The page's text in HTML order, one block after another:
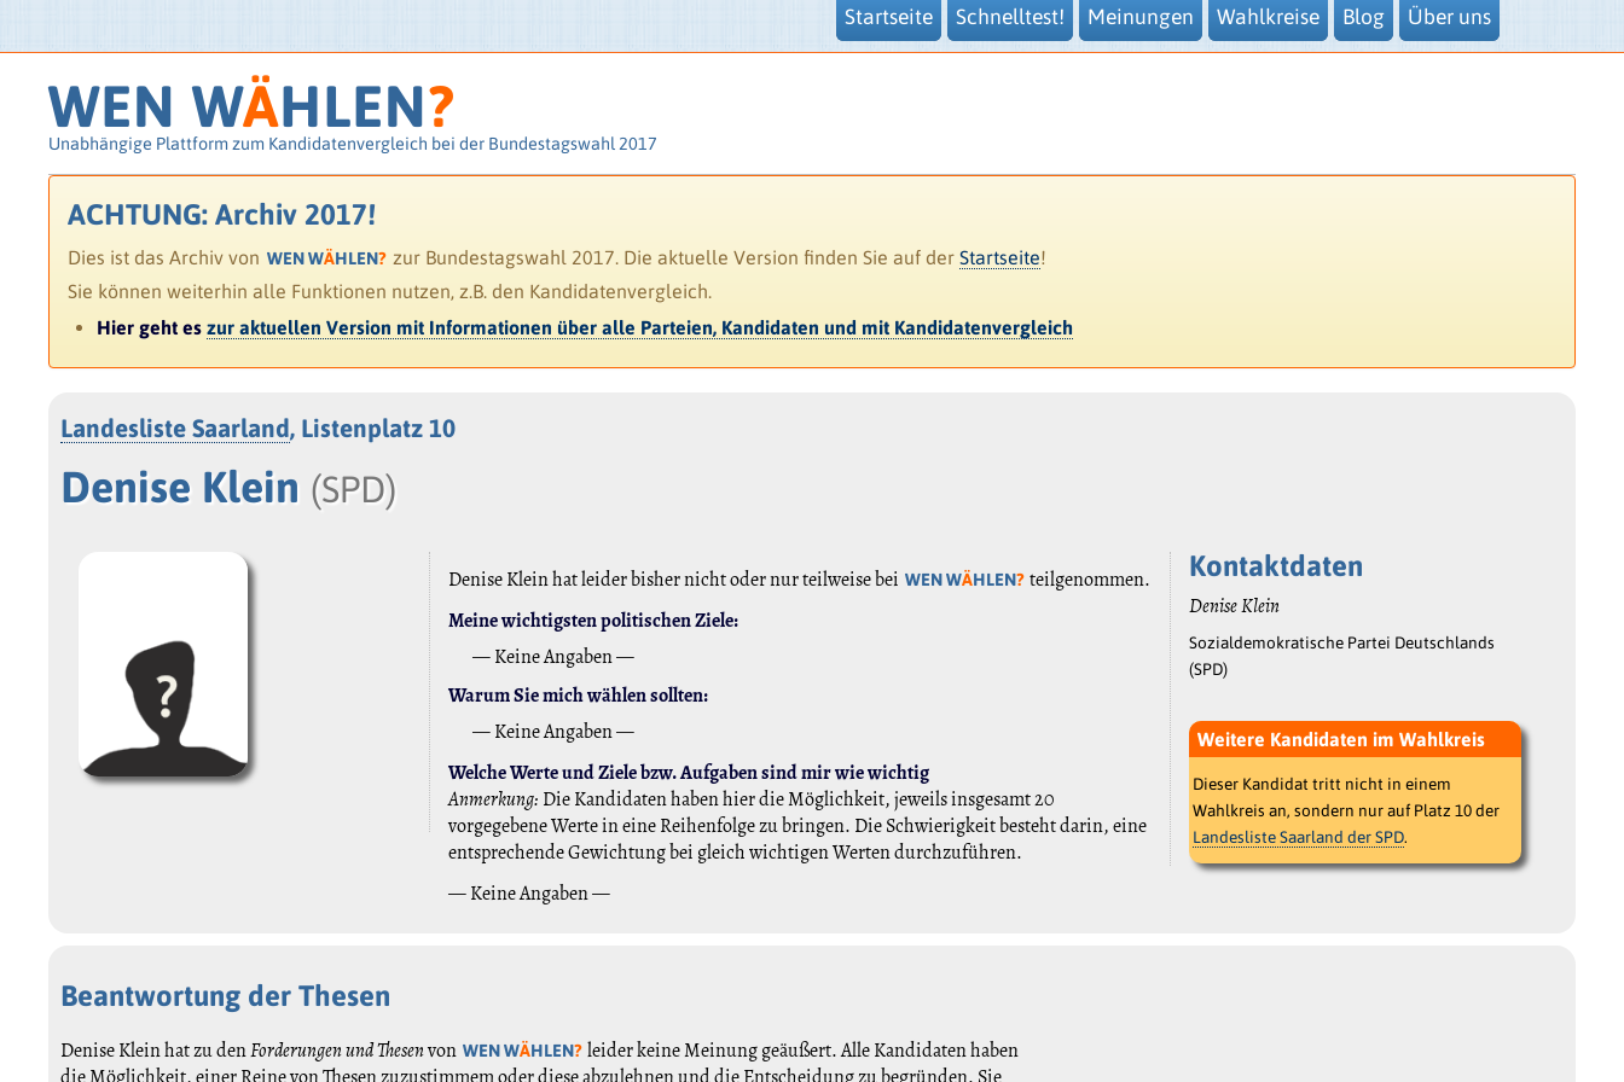
Startseite Schnelltest! Meinungen Wahlkreise Blog Über uns
WEN WÄHLEN?
Unabhängige Plattform zum Kandidatenvergleich bei der Bundestagswahl 2017
ACHTUNG: Archiv 2017!
Dies ist das Archiv von WEN WÄHLEN? zur Bundestagswahl 2017. Die aktuelle Version finden Sie auf derStartseite!
Sie können weiterhin alle Funktionen nutzen, z.B. den Kandidatenvergleich.
Hier geht eszur aktuellen Version mit Informationen über alle Parteien, Kandidaten und mit Kandidatenvergleich
Landesliste Saarland, Listenplatz 10
Denise Klein (SPD)
Denise Klein hat leider bisher nicht oder nur teilweise bei WEN WÄHLEN? teilgenommen.
Meine wichtigsten politischen Ziele:
— Keine Angaben —
Warum Sie mich wählen sollten:
— Keine Angaben —
Welche Werte und Ziele bzw. Aufgaben sind mir wie wichtig
Anmerkung: Die Kandidaten haben hier die Möglichkeit, jeweils insgesamt 20
vorgegebene Werte in eine Reihenfolge zu bringen. Die Schwierigkeit besteht darin, eine
entsprechende Gewichtung bei gleich wichtigen Werten durchzuführen.
— Keine Angaben —
Kontaktdaten
Denise Klein
Sozialdemokratische Partei Deutschlands
(SPD)
Weitere Kandidaten im Wahlkreis
Dieser Kandidat tritt nicht in einem
Wahlkreis an, sondern nur auf Platz 10 der
Landesliste Saarland der SPD.
Beantwortung der Thesen
Denise Klein hat zu denForderungen und Thesenvon WEN WÄHLEN? leider keine Meinung geäußert. Alle Kandidaten haben